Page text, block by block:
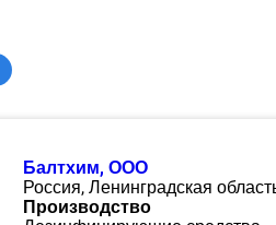
Балтхим, ООО
Россия, Ленинградская
Производство